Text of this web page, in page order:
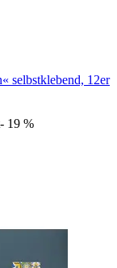
selbstklebend, 12er
- 19 %